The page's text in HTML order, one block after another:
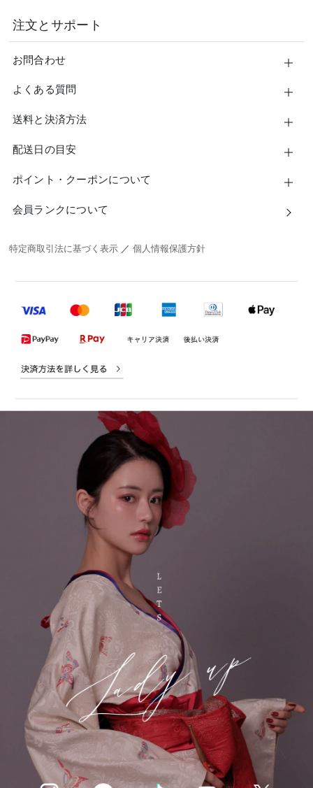
注文とサポート
お問合わせ
よくある質問
送料と決済方法
配送日の目安
ポイント・クーポンについて
会員ランクについて
特定商取引法に基づく表示 ／個人情報保護方針